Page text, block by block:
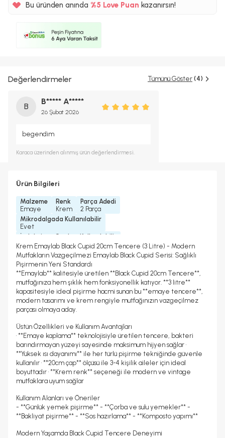
Sepete eklemeye devam etmek ister
misiniz?
Sepete eklemek üzere olduğunuz ürün, fotoğrafından
farklı renk ve desende gönderilebilir.
Sepete Ekle Geri Dön
Bu üründen anında %5
%5
Love Puan kazanırsın!
Değerlendirmeler Tümünü Göster (4)
B
B***** A*****
26 Şubat 2026
begendim
Karaca üzerinden alınmış ürün değerlendirmesi.
Ürün Bilgileri
Malzeme
Emaye
Renk
Krem
Parça Adedi
2 Parça
Mikrodalgada Kullanılabilir
Evet
İndüksiyon Ocakta Kullanılabilir
Evet
Krem Emaylab Black Cupid 20cm Tencere (3 Litre) - Modern
Mutfakların Vazgeçilmezi Emaylab Black Cupid Serisi: Sağlıklı
Pişirmenin Yeni Standardı
**Emaylab** kalitesiyle üretilen **Black Cupid 20cm Tencere**,
mutfağınıza hem şıklık hem fonksiyonellik katıyor. **3 litre**
kapasitesiyle ideal pişirme hacmi sunan bu **emaye tencere**,
modern tasarımı ve krem rengiyle mutfağınızın vazgeçilmez
parçası olmaya aday.
Üstün Özellikleri ve Kullanım Avantajları
• **Emaye kaplama** teknolojisiyle üretilen tencere, bakteri
barındırmayan yüzeyi sayesinde maksimum hijyen sağlar •
**Yüksek ısı dayanımı** ile her türlü pişirme tekniğinde güvenle
kullanılır • **20cm çap** ölçüsü ile 3-4 kişilik aileler için ideal
boyuttadır • **Krem renk** seçeneği ile modern ve vintage
mutfaklara uyum sağlar
Kullanım Alanları ve Öneriler
- **Günlük yemek pişirme** - **Çorba ve sulu yemekler** -
**Bakliyat pişirme** - **Sos hazırlama** - **Komposto yapımı**
Modern Yaşamda Black Cupid Tencere Deneyimi
Seçtiğiniz ürün(ler) sepete eklendi
ALIŞVERİŞE DEVAM ET